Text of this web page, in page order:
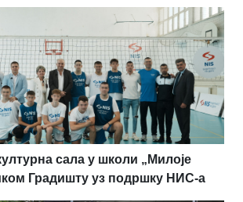
сала у школи „Милоје
Градишту уз подршку НИС-а